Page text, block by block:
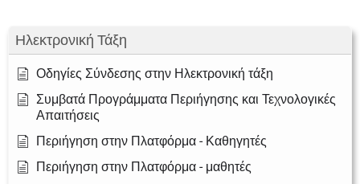
Ηλεκτρονική Τάξη
Οδηγίες Σύνδεσης στην Ηλεκτρονική τάξη
Συμβατά Προγράμματα Περιήγησης και Τεχνολογικές
Απαιτήσεις
Περιήγηση στην Πλατφόρμα - Καθηγητές
Περιήγηση στην Πλατφόρμα - μαθητές